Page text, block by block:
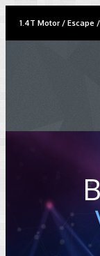
1.4T Motor / Escape